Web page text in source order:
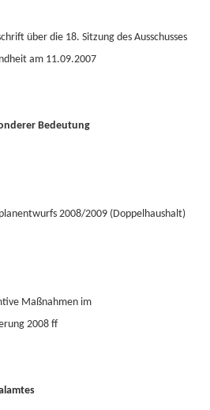
über die 18. Sitzung des Ausschusses
am 11.09.2007
Bedeutung
2008/2009 (Doppelhaushalt)
Maßnahmen im
2008 ff